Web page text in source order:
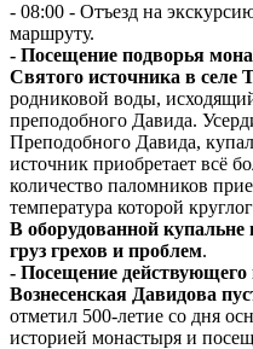
- 08:00 - Отъезд на
маршруту.
- Посещение подворья
Святого источника в селе
родниковой воды,
преподобного Давида.
Преподобного Давида,
источник приобретает всё
количество паломников
температура которой
В оборудованной
груз грехов и проблем.
- Посещение
Вознесенская Давидова
отметил 500-летие со дня
историей монастыря и